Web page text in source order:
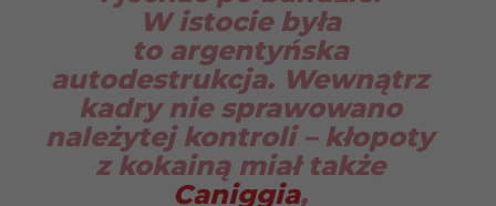
W istocie była
to argentyńska
autodestrukcja. Wewnątrz
kadry nie sprawowano
należytej kontroli – kłopoty
z kokainą miał także
Caniggia,